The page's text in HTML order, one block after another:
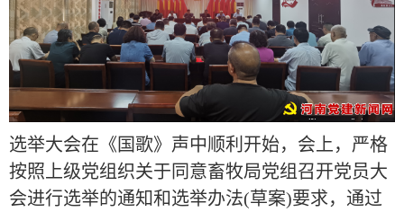
选举大会在《国歌》声中顺利开始，会上，严格
按照上级党组织关于同意畜牧局党组召开党员大
会进行选举的通知和选举办法(草案)要求，通过